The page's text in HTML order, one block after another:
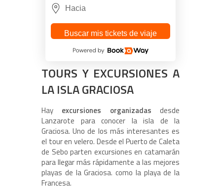
Buscar mis tickets de viaje
TOURS Y EXCURSIONES A
LA ISLA GRACIOSA
Hay excursiones organizadas desde
Lanzarote para conocer la isla de la
Graciosa. Uno de los más interesantes es
el tour en velero. Desde el Puerto de Caleta
de Sebo parten excursiones en catamarán
para llegar más rápidamente a las mejores
playas de la Graciosa. como la playa de la
Francesa.